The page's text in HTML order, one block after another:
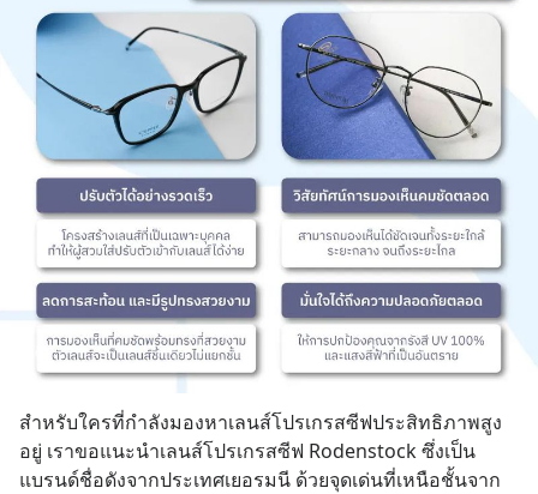
สำหรับใครที่กำลังมองหาเลนส์โปรเกรสซีฟประสิทธิภาพสูง
อยู่ เราขอแนะนำเลนส์โปรเกรสซีฟ Rodenstock ซึ่งเป็น
แบรนด์ชื่อดังจากประเทศเยอรมนี ด้วยจุดเด่นที่เหนือชั้นจาก